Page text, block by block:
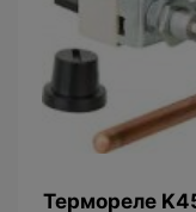
Термореле